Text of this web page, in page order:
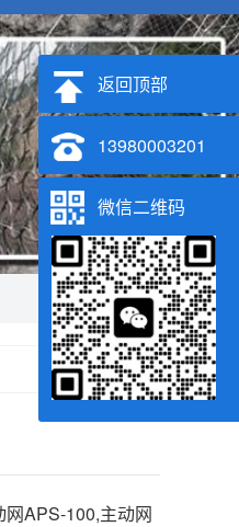
APS-100,主动网
返回顶部
13980003201
微信二维码